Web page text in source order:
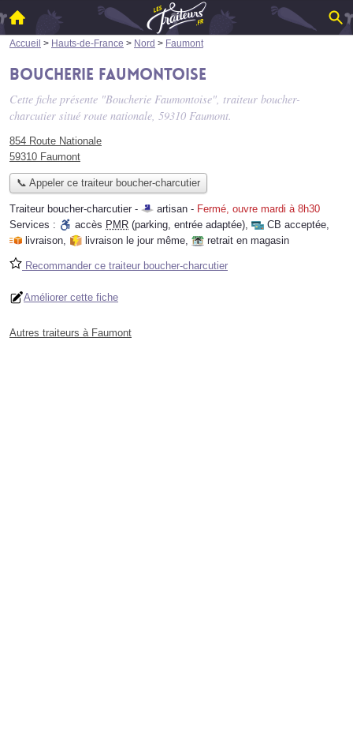
Accueil > Hauts-de-France > Nord > Faumont
Boucherie Faumontoise
Cette fiche présente "Boucherie Faumontoise", traiteur boucher-
charcutier situé route nationale, 59310 Faumont.
854 Route Nationale
59310 Faumont
📞 Appeler ce traiteur boucher-charcutier
Traiteur boucher-charcutier - artisan - Fermé, ouvre mardi à 8h30
Services :
accès PMR (parking, entrée adaptée), CB acceptée,
livraison, livraison le jour même, retrait en magasin
Recommander ce traiteur boucher-charcutier
Améliorer cette fiche
Autres traiteurs à Faumont